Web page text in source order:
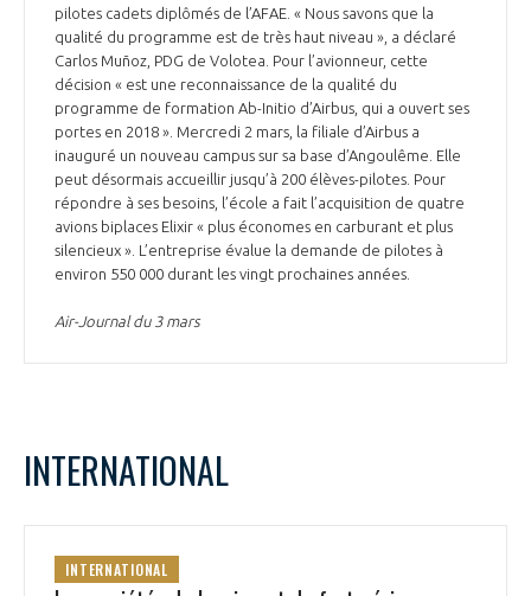
pilotes cadets diplômés de l’AFAE. « Nous savons que la
qualité du programme est de très haut niveau », a déclaré
Carlos Muñoz, PDG de Volotea. Pour l’avionneur, cette
décision « est une reconnaissance de la qualité du
programme de formation Ab-Initio d’Airbus, qui a ouvert ses
portes en 2018 ». Mercredi 2 mars, la filiale d’Airbus a
inauguré un nouveau campus sur sa base d’Angoulême. Elle
peut désormais accueillir jusqu’à 200 élèves-pilotes. Pour
répondre à ses besoins, l’école a fait l’acquisition de quatre
avions biplaces Elixir « plus économes en carburant et plus
silencieux ». L’entreprise évalue la demande de pilotes à
environ 550 000 durant les vingt prochaines années.
Air-Journal du 3 mars
INTERNATIONAL
INTERNATIONAL